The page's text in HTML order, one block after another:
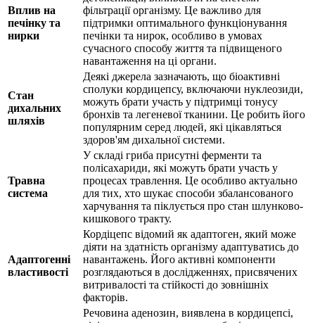
Вплив на
печінку та
нирки
фільтрації організму. Це важливо для
підтримки оптимального функціонування
печінки та нирок, особливо в умовах
сучасного способу життя та підвищеного
навантаження на ці органи.
Стан
дихальних
шляхів
Деякі джерела зазначають, що біоактивні
сполуки кордицепсу, включаючи нуклеозиди,
можуть брати участь у підтримці тонусу
бронхів та легеневої тканини. Це робить його
популярним серед людей, які цікавляться
здоров'ям дихальної системи.
Травна
система
У складі гриба присутні ферменти та
полісахариди, які можуть брати участь у
процесах травлення. Це особливо актуально
для тих, хто шукає способи збалансованого
харчування та піклується про стан шлунково-
кишкового тракту.
Адаптогенні
властивості
Кордіцепс відомий як адаптоген, який може
діяти на здатність організму адаптуватись до
навантажень. Його активні компоненти
розглядаються в дослідженнях, присвячених
витривалості та стійкості до зовнішніх
факторів.
Речовина аденозин, виявлена в кордицепсі,